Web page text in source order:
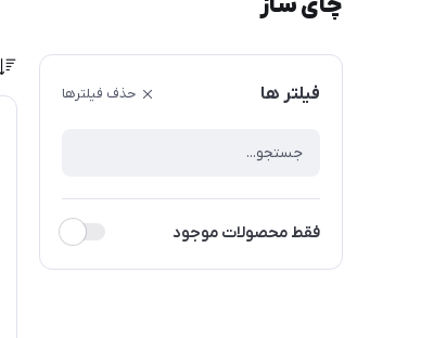
فیلتر ها حذف فیلترها
فقط محصولات موجود